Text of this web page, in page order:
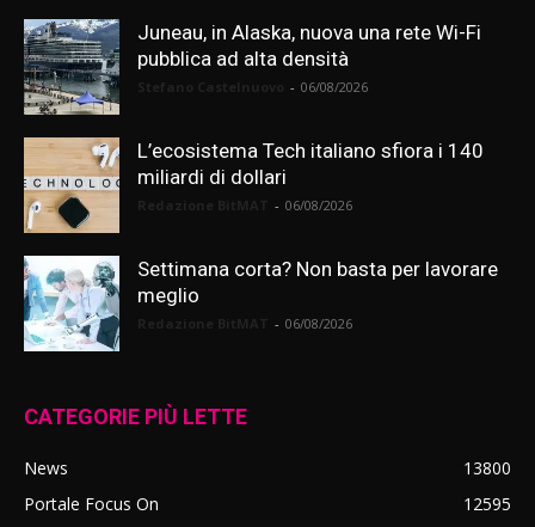
Juneau, in Alaska, nuova una rete Wi-Fi
pubblica ad alta densità
- 06/08/2026
L’ecosistema Tech italiano sfiora i 140
miliardi di dollari
- 06/08/2026
Settimana corta? Non basta per lavorare
meglio
- 06/08/2026
CATEGORIE PIÙ LETTE
News
13800
Portale Focus On
12595